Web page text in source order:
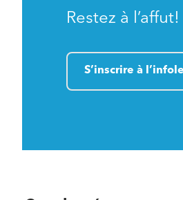
Restez à l’affut!
S’inscrire à